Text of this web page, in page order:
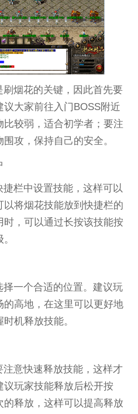
烟花的关键，因此首先要
大家前往入门BOSS附近
较弱，适合初学者；要注
攻，保持自己的安全。
栏中设置技能，这样可以
将烟花技能放到快捷栏的
，可以通过长按该技能按
一个合适的位置。建议玩
高地，在这里可以更好地
机释放技能。
意快速释放技能，这样才
玩家技能释放后松开按
释放，这样可以提高释放